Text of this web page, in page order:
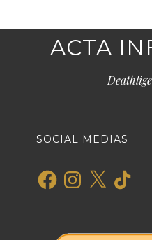
ACTA
SOCIAL MEDIAS
FacebookInstagram
X TikTok